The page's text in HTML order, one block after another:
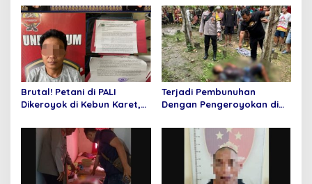
Pelaku Pembunuhan yang
Terjadi di Desa Pulauwan
Brutal! Petani di PALI
Dikeroyok di Kebun Karet,
Beruang Hitam
Terjadi Pembunuhan
Dengan Pengeroyokan di